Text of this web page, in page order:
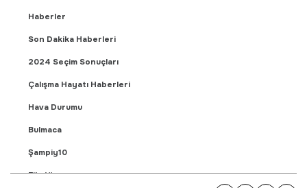
Haberler
Son Dakika Haberleri
2024 Seçim Sonuçları
Çalışma Hayatı Haberleri
Hava Durumu
Bulmaca
Şampiy10
Fikstür